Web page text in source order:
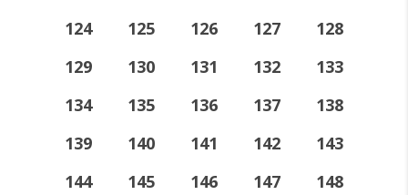
124
125 126 127
128
129
130 131 132
133
134
135 136 137
138
139
140 141 142
143
144
145 146 147 148